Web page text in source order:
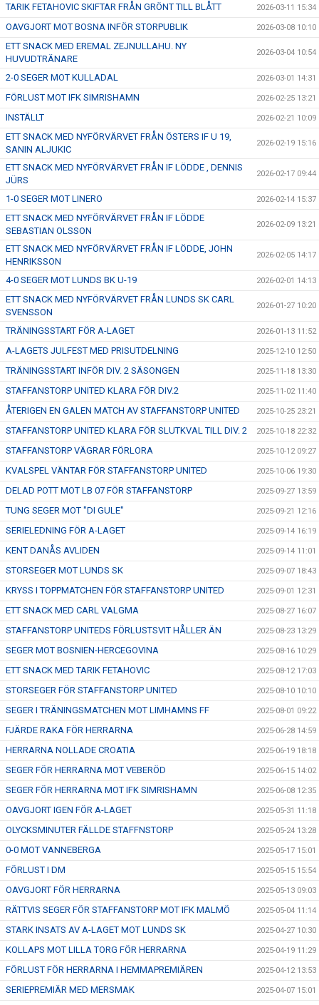
TARIK FETAHOVIC SKIFTAR FRÅN GRÖNT TILL BLÅTT 2026-03-11 15:34
OAVGJORT MOT BOSNA INFÖR STORPUBLIK 2026-03-08 10:10
ETT SNACK MED EREMAL ZEJNULLAHU. NY
HUVUDTRÄNARE
2026-03-04 10:54
2-0 SEGER MOT KULLADAL 2026-03-01 14:31
FÖRLUST MOT IFK SIMRISHAMN 2026-02-25 13:21
INSTÄLLT 2026-02-21 10:09
ETT SNACK MED NYFÖRVÄRVET FRÅN ÖSTERS IF U 19,
SANIN ALJUKIC
2026-02-19 15:16
ETT SNACK MED NYFÖRVÄRVET FRÅN IF LÖDDE , DENNIS
JÜRS
2026-02-17 09:44
1-0 SEGER MOT LINERO 2026-02-14 15:37
ETT SNACK MED NYFÖRVÄRVET FRÅN IF LÖDDE
SEBASTIAN OLSSON
2026-02-09 13:21
ETT SNACK MED NYFÖRVÄRVET FRÅN IF LÖDDE, JOHN
HENRIKSSON
2026-02-05 14:17
4-0 SEGER MOT LUNDS BK U-19 2026-02-01 14:13
ETT SNACK MED NYFÖRVÄRVET FRÅN LUNDS SK CARL
SVENSSON
2026-01-27 10:20
TRÄNINGSSTART FÖR A-LAGET 2026-01-13 11:52
A-LAGETS JULFEST MED PRISUTDELNING 2025-12-10 12:50
TRÄNINGSSTART INFÖR DIV. 2 SÄSONGEN 2025-11-18 13:30
STAFFANSTORP UNITED KLARA FÖR DIV.2 2025-11-02 11:40
ÅTERIGEN EN GALEN MATCH AV STAFFANSTORP UNITED 2025-10-25 23:21
STAFFANSTORP UNITED KLARA FÖR SLUTKVAL TILL DIV. 2 2025-10-18 22:32
STAFFANSTORP VÄGRAR FÖRLORA 2025-10-12 09:27
KVALSPEL VÄNTAR FÖR STAFFANSTORP UNITED 2025-10-06 19:30
DELAD POTT MOT LB 07 FÖR STAFFANSTORP 2025-09-27 13:59
TUNG SEGER MOT "DI GULE" 2025-09-21 12:16
SERIELEDNING FÖR A-LAGET 2025-09-14 16:19
KENT DANÅS AVLIDEN 2025-09-14 11:01
STORSEGER MOT LUNDS SK 2025-09-07 18:43
KRYSS I TOPPMATCHEN FÖR STAFFANSTORP UNITED 2025-09-01 12:31
ETT SNACK MED CARL VALGMA 2025-08-27 16:07
STAFFANSTORP UNITEDS FÖRLUSTSVIT HÅLLER ÄN 2025-08-23 13:29
SEGER MOT BOSNIEN-HERCEGOVINA 2025-08-16 10:29
ETT SNACK MED TARIK FETAHOVIC 2025-08-12 17:03
STORSEGER FÖR STAFFANSTORP UNITED 2025-08-10 10:10
SEGER I TRÄNINGSMATCHEN MOT LIMHAMNS FF 2025-08-01 09:22
FJÄRDE RAKA FÖR HERRARNA 2025-06-28 14:59
HERRARNA NOLLADE CROATIA 2025-06-19 18:18
SEGER FÖR HERRARNA MOT VEBERÖD 2025-06-15 14:02
SEGER FÖR HERRARNA MOT IFK SIMRISHAMN 2025-06-08 12:35
OAVGJORT IGEN FÖR A-LAGET 2025-05-31 11:18
OLYCKSMINUTER FÄLLDE STAFFNSTORP 2025-05-24 13:28
0-0 MOT VANNEBERGA 2025-05-17 15:01
FÖRLUST I DM 2025-05-15 15:54
OAVGJORT FÖR HERRARNA 2025-05-13 09:03
RÄTTVIS SEGER FÖR STAFFANSTORP MOT IFK MALMÖ 2025-05-04 11:14
STARK INSATS AV A-LAGET MOT LUNDS SK 2025-04-27 10:30
KOLLAPS MOT LILLA TORG FÖR HERRARNA 2025-04-19 11:29
FÖRLUST FÖR HERRARNA I HEMMAPREMIÄREN 2025-04-12 13:53
SERIEPREMIÄR MED MERSMAK 2025-04-07 15:01